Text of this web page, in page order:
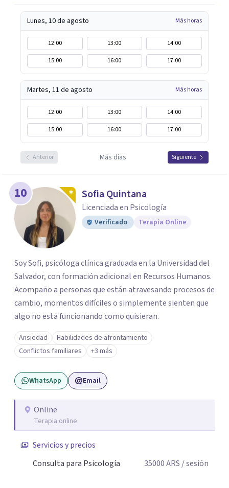
Lunes, 10 de agosto Más horas
12:00 13:00
14:00
15:00
16:00 17:00
Martes, 11 de agosto Más horas
12:00 13:00
14:00
15:00
16:00 17:00
Anterior Más días Siguiente
10 Sofia Quintana
Licenciada en Psicología
Verificado Terapia Online
Soy Sofi, psicóloga clínica graduada en la Universidad del
Salvador, con formación adicional en Recursos Humanos.
Acompaño a personas que están atravesando procesos de
cambio, momentos difíciles o simplemente sienten que
algo no está funcionando como quisieran.
Ansiedad
Habilidades de afrontamiento
Conflictos familiares
+3 más
WhatsApp Email
Online
Terapia online
Servicios y precios
Consulta para Psicología
35000ARS / sesión